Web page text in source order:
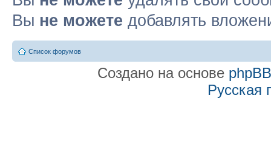
Вы не можете добавлять
Список форумов
Создано на основе phpBB
Русская